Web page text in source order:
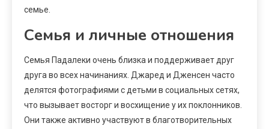
семье.
Семья и личные отношения
Семья Падалеки очень близка и поддерживает друг
друга во всех начинаниях. Джаред и Дженсен часто
делятся фотографиями с детьми в социальных сетях,
что вызывает восторг и восхищение у их поклонников.
Они также активно участвуют в благотворительных